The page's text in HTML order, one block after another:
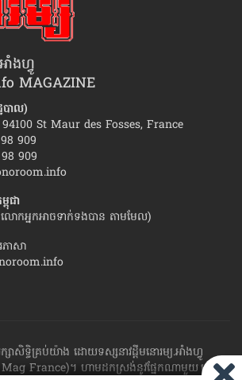
ាំងហ្វូ
MAGAZINE
បាល)
St Maur des Fosses, France
909
909
ជា
ោកអ្នកអាចទាក់ទងបាន តាមមែល)
ាសា
ាសិទ្ធិគ្រប់យ៉ាង ដោយទស្សនាវដ្ដី​មនោរម្យ.អាំងហ្វូ
France)។ ហាម​ដក​ស្រង់​នូវ​ផ្នែក​ណា​មួយ​ ឬ​ផ្នែក​